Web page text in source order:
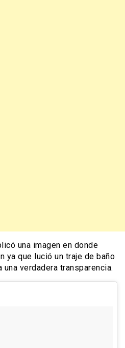
una imagen en donde
ya que lució un traje de baño
verdadera transparencia.